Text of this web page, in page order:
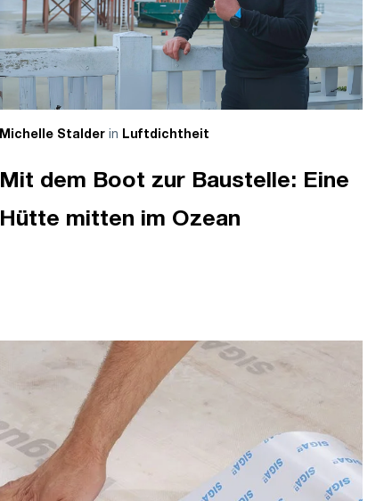
Michelle Stalderin Luftdichtheit
Mit dem Boot zur Baustelle: Eine
Hütte mitten im Ozean